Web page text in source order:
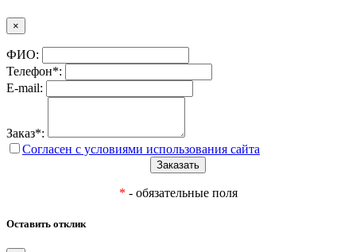
×
ФИО:
Телефон*:
E-mail:
Заказ*:
Согласен с условиями использования сайта
* - обязательные поля
Оставить отклик